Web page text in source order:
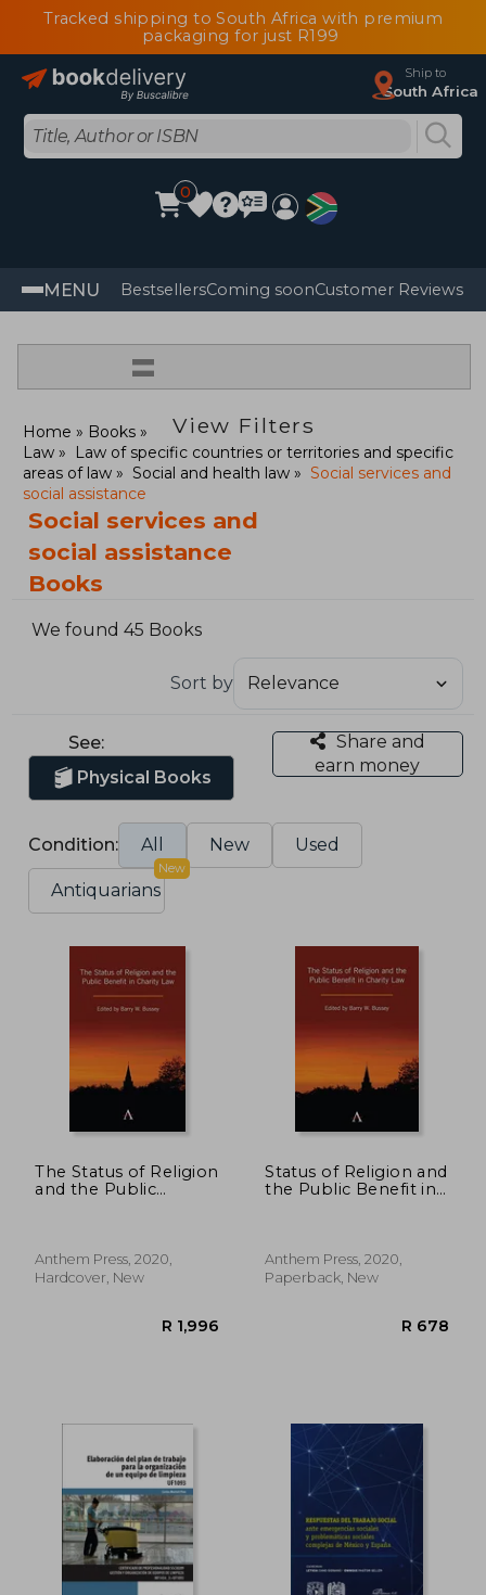
Tracked shipping to South Africa with premium
packaging for just R199
Ship to
South Africa
0
MENU BestsellersComing soonCustomer Reviews
=
View Filters
Home
Books
Law
Law of specific countries or territories and specific
areas of law
Social and health law
Social services and
social assistance
Social services and
social assistance
Books
We found 45 Books
Sort by
See:
Physical Books
Share and
earn money
Condition: All New Used
Antiquarians
New
The Status of Religion
and the Public
Anthem Press, 2020,
Hardcover, New
R 1,996
Status of Religion and
the Public Benefit in
Anthem Press, 2020,
Paperback, New